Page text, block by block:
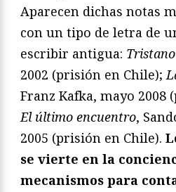
Aparecen dichas notas
con un tipo de letra de
escribir antigua:
2002 (prisión en Chile);
Franz Kafka, mayo 2008
El último encuentro,
2005 (prisión en Chile).
se vierte en la
mecanismos para